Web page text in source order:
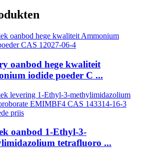
oanbod hege kwaliteit
iodide poeder C ...
oanbod 1-Ethyl-3-
tetrafluoro ...